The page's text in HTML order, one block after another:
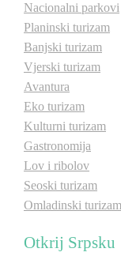
Nacionalni parkovi
Planinski turizam
Banjski turizam
Vjerski turizam
Avantura
Eko turizam
Kulturni turizam
Gastronomija
Lov i ribolov
Seoski turizam
Omladinski turizam
Otkrij Srpsku